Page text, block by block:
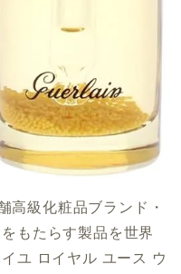
高級化粧品ブランド・
もたらす製品を世界
ユ ロイヤル ユース ウ